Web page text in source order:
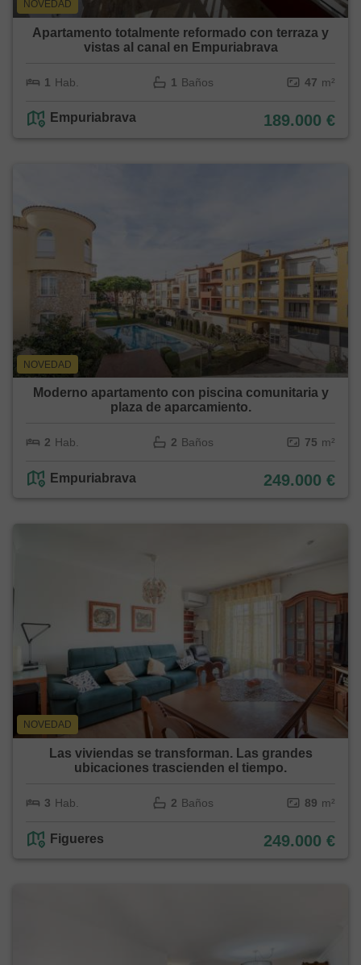
NOVEDAD
Apartamento totalmente reformado con terraza y
vistas al canal en Empuriabrava
1 Hab. 1 Baños 47 m²
Empuriabrava 189.000 €
NOVEDAD
Moderno apartamento con piscina comunitaria y
plaza de aparcamiento.
2 Hab. 2 Baños 75 m²
Empuriabrava 249.000 €
NOVEDAD
Las viviendas se transforman. Las grandes
ubicaciones trascienden el tiempo.
3 Hab. 2 Baños 89 m²
Figueres 249.000 €